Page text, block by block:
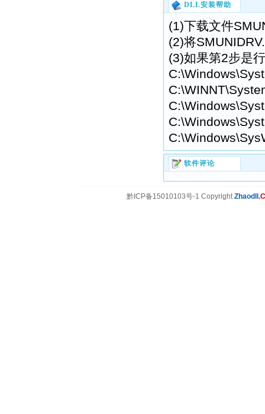
DLL安装帮助
(1)下载文件
(2)将
(3)如果第2步是
软件评论
黔ICP备15010103号-1 CopyrightZhaodll